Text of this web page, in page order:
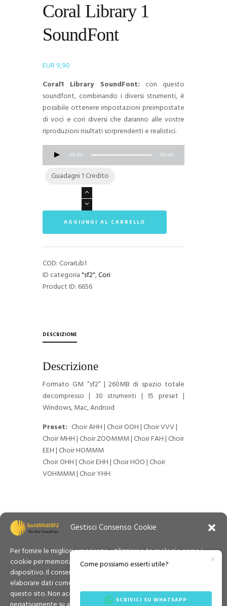
Gestisci Consenso Cookie
Per fornire le migliori esperienze, utilizziamo tecnologie come i
cookie per memorizzare e/o accedere alle informazioni del
dispositivo. Il consenso a queste tecnologie ci permetterà di
elaborare dati come il comportamento di navigazione o ID unici su
questo sito. Non acconsentire o ritirare il consenso può influire
Coral Library 1
SoundFont
EUR9,90
Coral1 Library SoundFont: con questo
soundfont, combinando i diversi strumenti, è
possibile ottenere impostazioni preimpostate
di voci e cori diversi che daranno alle vostre
riproduzioni risultati sorprendenti e realistici.
00:00 00:00
Guadagni 1 Credito
1
SoundFontAGGIUNGI AL CARRELLO
COD: CorarLib1
ID categoria"sf2",Cori
Product ID: 6656
DESCRIZIONE
Descrizione
Formato GM “sf2” | 260MB di spazio totale
decompresso | 30 strumenti | 15 preset |
Windows, Mac, Android
Preset: Choir AHH | Choir OOH | Choir VVV |
Choir MHH | Choir ZOOMMM | Choir FAH | Choir
EEH | Choir HOMMM
Choir OHH | Choir EHH | Choir HOO | Choir
VOHMMM | Choir YHH
Come possiamo esserti utile?
SCRIVICI SU WHATSAPP